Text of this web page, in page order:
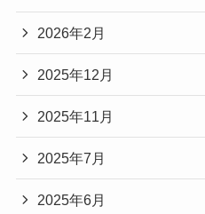
2026年2月
2025年12月
2025年11月
2025年7月
2025年6月